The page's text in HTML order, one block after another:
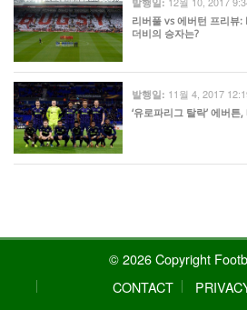
리버풀 vs 에버턴 프리뷰:
더비의 승자는?
발행일: 11월 4, 2017
‘유로파리그 탈락’ 에버
© 2026 Copyright
CONTACT